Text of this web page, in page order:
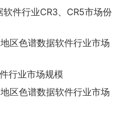
件行业CR3、CR5市场份
区色谱数据软件行业市场
行业市场规模
区色谱数据软件行业市场